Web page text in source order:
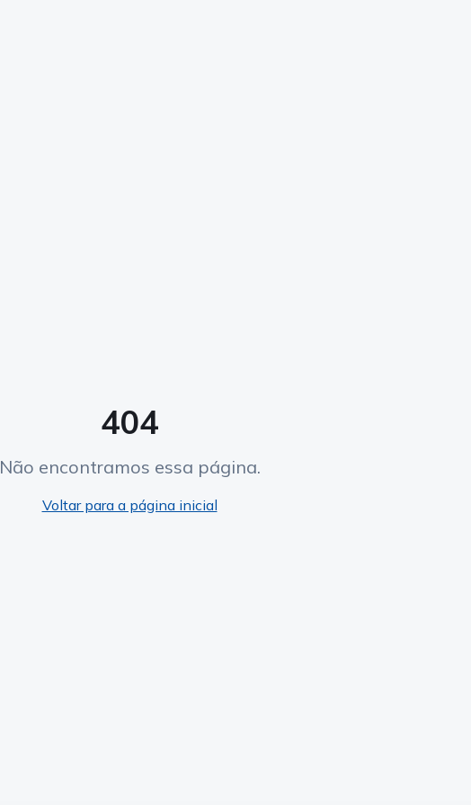
404
Não encontramos essa página.
Voltar para a página inicial